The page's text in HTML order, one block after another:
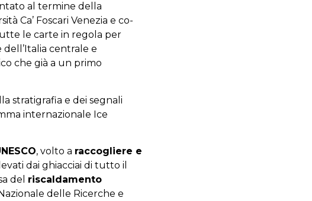
al termine della
Ca’ Foscari Venezia e co-
le carte in regola per
centrale e
che già a un primo
stratigrafia e dei segnali
internazionale Ice
, volto a raccogliere e
dai ghiacciai di tutto il
del riscaldamento
delle Ricerche e